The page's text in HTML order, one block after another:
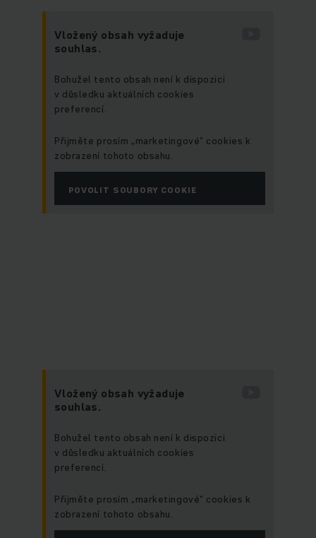
Vložený obsah vyžaduje
souhlas.
Bohužel tento obsah není k dispozici
v důsledku aktuálních cookies
preferencí.
Přijměte prosím „marketingové“ cookies k
zobrazení tohoto obsahu.
POVOLIT SOUBORY COOKIE
Vložený obsah vyžaduje
souhlas.
Bohužel tento obsah není k dispozici
v důsledku aktuálních cookies
preferencí.
Přijměte prosím „marketingové“ cookies k
zobrazení tohoto obsahu.